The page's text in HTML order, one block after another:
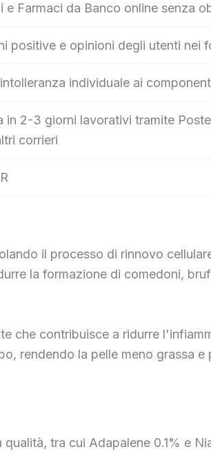
e Farmaci da Banco online senza
positive e opinioni degli utenti nei
individuale ai
in 2-3 giorni lavorativi tramite
corrieri
il processo di rinnovo
la formazione di comedoni,
che contribuisce a ridurre
rendendo la pelle meno grassa
tra cui Adapalene 0.1% e